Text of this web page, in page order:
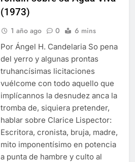
(1973)
1 año ago 0 6 mins
Por Ángel H. Candelaria So pena
del yerro y algunas prontas
truhancísimas licitaciones
vuélcome con todo aquello que
implícannos la desnudez anca la
tromba de, siquiera pretender,
hablar sobre Clarice Lispector:
Escritora, cronista, bruja, madre,
mito imponentísimo en potencia
a punta de hambre y culto al